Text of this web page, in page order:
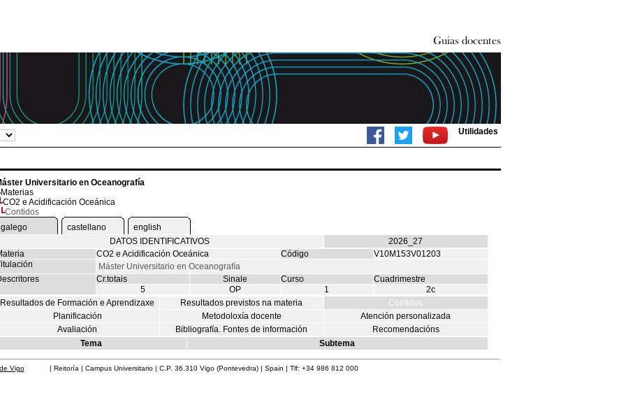
Utilidades
Universitario en Oceanografía
Materias
CO2 e Acidificación Oceánica
Contidos
galego
castellano
english
DATOS IDENTIFICATIVOS
2026_27
CO2 e Acidificación Oceánica Código
V10M153V01203
Máster Universitario en Oceanografía
Cr.totais Sinale Curso
Cuadrimestre
5
OP 1
2c
Resultados de Formación e Aprendizaxe
Resultados previstos na materia
Contidos
Planificación
Metodoloxía docente
Atención personalizada
Avaliación
Bibliografía. Fontes de información
Recomendacións
Tema
Subtema
Vigo| Reitoría | Campus Universitario | C.P. 36.310 Vigo (Pontevedra) | Spain | Tlf: +34 986 812 000